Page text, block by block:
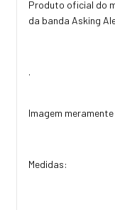
Produto oficial do
da banda Asking
.
Imagem
Medidas: